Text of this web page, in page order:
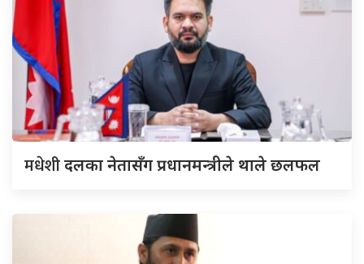
मधेशीदलका नेतासँग प्रधानमन्त्रीले थाले छलफल